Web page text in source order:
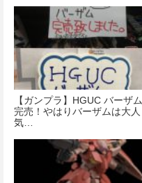
【ガンプラ】HGUC バーザム
完売！やはりバーザムは大人
気…